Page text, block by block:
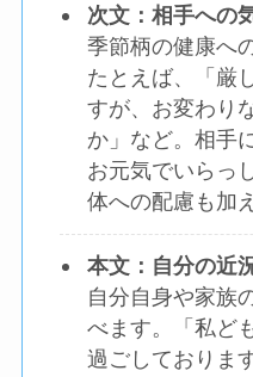
次文：相手への
季節柄の健康へ
たとえば、「厳
すが、お変わり
か」など。相手
お元気でいらっ
体への配慮も加
本文：自分の近
自分自身や家族
べます。「私ど
過ごしておりま